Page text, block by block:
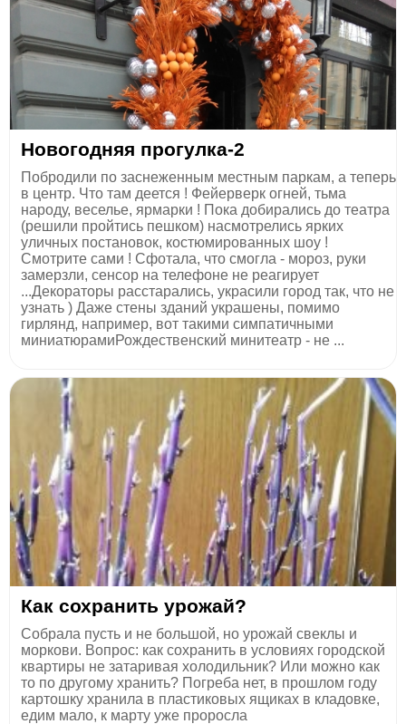
Новогодняя прогулка-2
Побродили по заснеженным местным паркам, а теперь
в центр. Что там деется ! Фейерверк огней, тьма
народу, веселье, ярмарки ! Пока добирались до театра
(решили пройтись пешком) насмотрелись ярких
уличных постановок, костюмированных шоу !
Cмотрите сами ! Сфотала, что смогла - мороз, руки
замерзли, сенсор на телефоне не реагирует
...Декораторы расстарались, украсили город так, что не
узнать ) Даже стены зданий украшены, помимо
гирлянд, например, вот такими симпатичными
миниатюрамиРождественский минитеатр - не ...
Как сохранить урожай?
Собрала пусть и не большой, но урожай свеклы и
моркови. Вопрос: как сохранить в условиях городской
квартиры не затаривая холодильник? Или можно как
то по другому хранить? Погреба нет, в прошлом году
картошку хранила в пластиковых ящиках в кладовке,
едим мало, к марту уже проросла